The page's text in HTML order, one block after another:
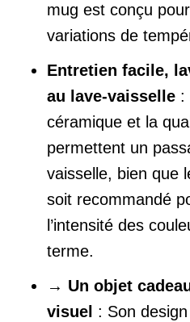
mug est conçu
variations de
Entretien facile,
au lave-vaisselle :
céramique et la
permettent un
vaisselle, bien que
soit recommandé
l’intensité des
terme.
→ Un objet
visuel : Son